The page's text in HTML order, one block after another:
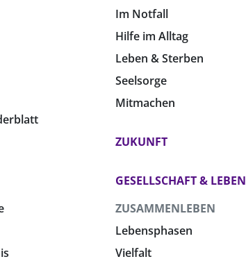
Im Notfall
Hilfe im Alltag
Leben & Sterben
Seelsorge
Mitmachen
ZUKUNFT
GESELLSCHAFT & LEBEN
ZUSAMMENLEBEN
Lebensphasen
Vielfalt